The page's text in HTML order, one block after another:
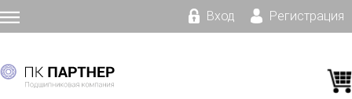
Вход Регистрация